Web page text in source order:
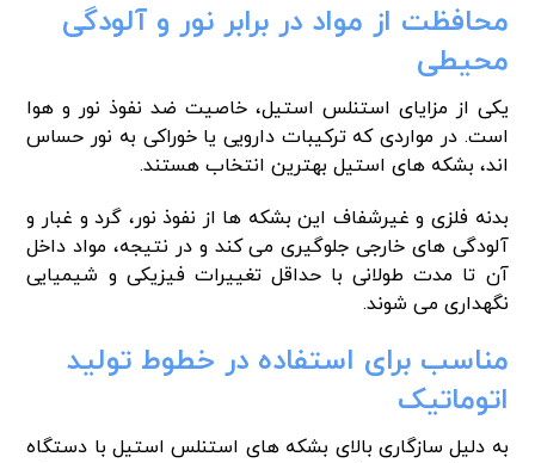
محافظت از مواد در برابر نور و آلودگی
محیطی
یکی از مزایای استنلس استیل، خاصیت ضد نفوذ نور و هوا
است. در مواردی که ترکیبات دارویی یا خوراکی به نور حساس
اند، بشکه های استیل بهترین انتخاب هستند.
بدنه فلزی و غیرشفاف این بشکه ها از نفوذ نور، گرد و غبار و
آلودگی های خارجی جلوگیری می کند و در نتیجه، مواد داخل
آن تا مدت طولانی با حداقل تغییرات فیزیکی و شیمیایی
نگهداری می شوند.
مناسب برای استفاده در خطوط تولید
اتوماتیک
به دلیل سازگاری بالای بشکه های استنلس استیل با دستگاه